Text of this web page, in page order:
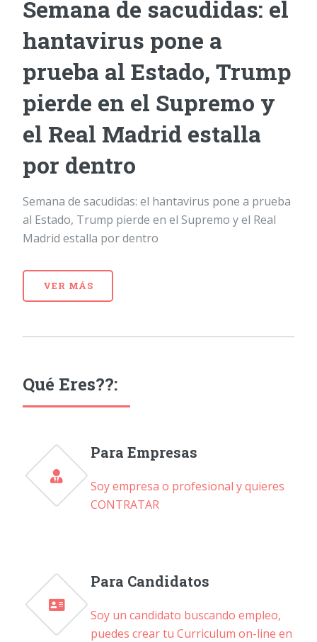
Semana de sacudidas: el
hantavirus pone a
prueba al Estado, Trump
pierde en el Supremo y
el Real Madrid estalla
por dentro
Semana de sacudidas: el hantavirus pone a prueba
al Estado, Trump pierde en el Supremo y el Real
Madrid estalla por dentro
VER MÁS
Qué Eres??:
Para Empresas
Soy empresa o profesional y quieres
CONTRATAR
Para Candidatos
Soy un candidato buscando empleo,
puedes crear tu Curriculum on-line en